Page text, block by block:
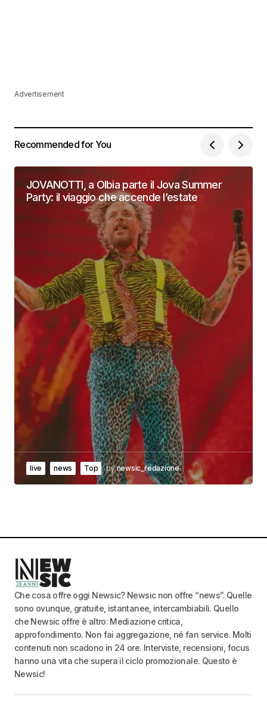
Advertisement
Recommended for You
JOVANOTTI, a Olbia parte il Jova Summer
Party: il viaggio che accende l’estate
live news Top bynewsic_redazione
Che cosa offre oggi Newsic? Newsic non offre “news”. Quelle
sono ovunque, gratuite, istantanee, intercambiabili. Quello
che Newsic offre è altro: Mediazione critica,
approfondimento. Non fai aggregazione, né fan service. Molti
contenuti non scadono in 24 ore. Interviste, recensioni, focus
hanno una vita che supera il ciclo promozionale. Questo è
Newsic!